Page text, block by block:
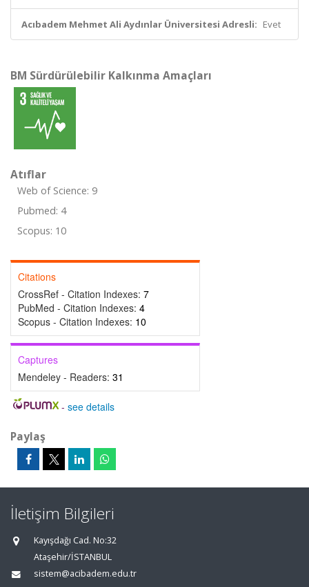
Acıbadem Mehmet Ali Aydınlar Üniversitesi Adresli: Evet
BM Sürdürülebilir Kalkınma Amaçları
Atıflar
Web of Science: 9
Pubmed: 4
Scopus: 10
Citations
CrossRef - Citation Indexes: 7
PubMed - Citation Indexes: 4
Scopus - Citation Indexes: 10
Captures
Mendeley - Readers: 31
- see details
Paylaş
İletişim Bilgileri
Kayışdağı Cad. No:32
Ataşehir/İSTANBUL
sistem@acibadem.edu.tr